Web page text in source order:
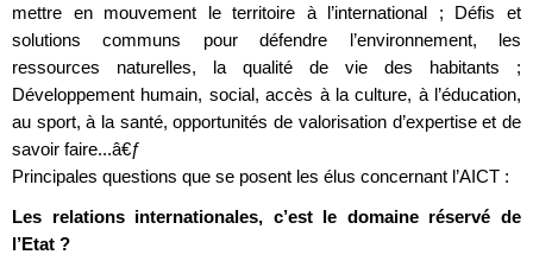
mettre en mouvement le territoire à l’international ; Défis et
solutions communs pour défendre l’environnement, les
ressources naturelles, la qualité de vie des habitants ;
Développement humain, social, accès à la culture, à l’éducation,
au sport, à la santé, opportunités de valorisation d’expertise et de
savoir faire...â€ƒ
Principales questions que se posent les élus concernant l’AICT :
Les relations internationales, c’est le domaine réservé de
l’Etat ?